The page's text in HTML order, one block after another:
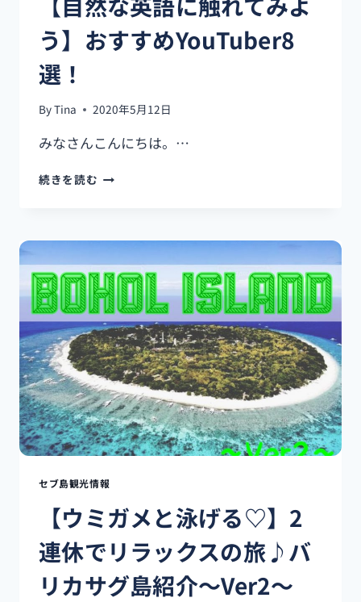
う】おすすめYouTuber8
選！
ByTina 2020年5月12日
みなさんこんにちは。…
続きを読む 【自
語
に
触
れ
て
み
よ
う】
お
す
す
め
YOUTUBER8
セブ島観光情報
【ウミガメと泳げる♡】2
連休でリラックスの旅♪バ
リカサグ島紹介～Ver2～